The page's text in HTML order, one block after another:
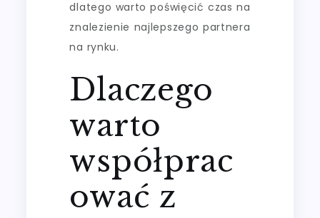
dlatego warto poświęcić czas na
znalezienie najlepszego partnera
na rynku.
Dlaczego
warto
współprac
ować z